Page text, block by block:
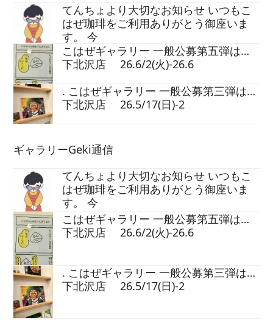
てんちょより大切なお知らせ いつもこ
はぜ珈琲をご利用ありがとう御座いま
す。 今
こはぜギャラリー 一般公募第五弾は…
下北沢店 26.6/2(火)-26.6
. こはぜギャラリー 一般公募第三弾は…
下北沢店 26.5/17(日)-2
ギャラリーGeki通信
てんちょより大切なお知らせ いつもこ
はぜ珈琲をご利用ありがとう御座いま
す。 今
こはぜギャラリー 一般公募第五弾は…
下北沢店 26.6/2(火)-26.6
. こはぜギャラリー 一般公募第三弾は…
下北沢店 26.5/17(日)-2